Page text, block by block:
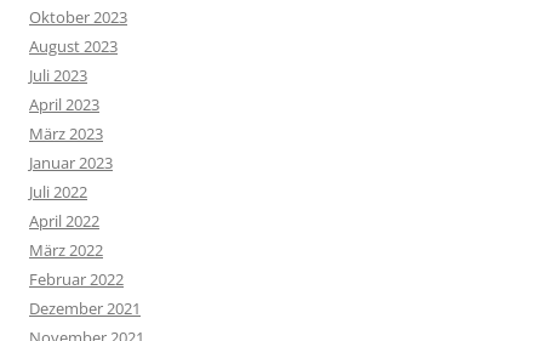
Oktober 2023
August 2023
Juli 2023
April 2023
März 2023
Januar 2023
Juli 2022
April 2022
März 2022
Februar 2022
Dezember 2021